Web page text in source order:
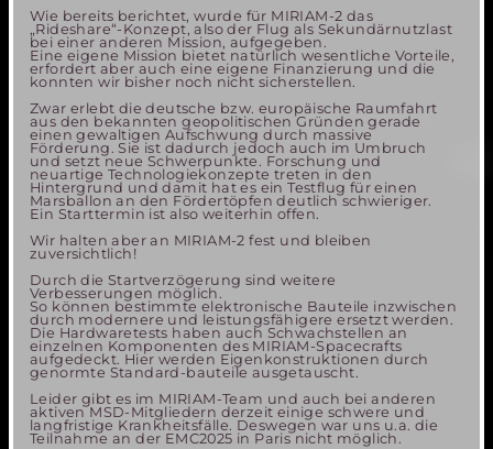
Wie bereits berichtet, wurde für MIRIAM-2 das
„Rideshare“-Konzept, also der Flug als Sekundärnutzlast
bei einer anderen Mission, aufgegeben.
Eine eigene Mission bietet natürlich wesentliche Vorteile,
erfordert aber auch eine eigene Finanzierung und die
konnten wir bisher noch nicht sicherstellen.
Zwar erlebt die deutsche bzw. europäische Raumfahrt
aus den bekannten geopolitischen Gründen gerade
einen gewaltigen Aufschwung durch massive
Förderung. Sie ist dadurch jedoch auch im Umbruch
und setzt neue Schwerpunkte. Forschung und
neuartige Technologiekonzepte treten in den
Hintergrund und damit hat es ein Testflug für einen
Marsballon an den Fördertöpfen deutlich schwieriger.
Ein Starttermin ist also weiterhin offen.
Wir halten aber an MIRIAM-2 fest und bleiben
zuversichtlich!
Durch die Startverzögerung sind weitere
Verbesserungen möglich.
So können bestimmte elektronische Bauteile inzwischen
durch modernere und leistungsfähigere ersetzt werden.
Die Hardwaretests haben auch Schwachstellen an
einzelnen Komponenten des MIRIAM-Spacecrafts
aufgedeckt. Hier werden Eigenkonstruktionen durch
genormte Standard-bauteile ausgetauscht.
Leider gibt es im MIRIAM-Team und auch bei anderen
aktiven MSD-Mitgliedern derzeit einige schwere und
langfristige Krankheitsfälle. Deswegen war uns u.a. die
Teilnahme an der EMC2025 in Paris nicht möglich.